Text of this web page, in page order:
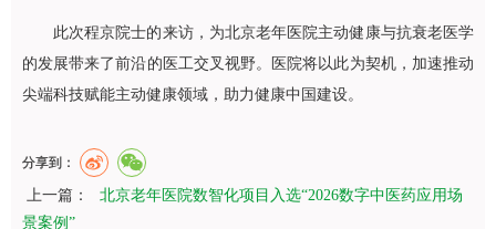
此次程京院士的来访，为北京老年医院主动健康与抗衰老医学
的发展带来了前沿的医工交叉视野。医院将以此为契机，加速推动
尖端科技赋能主动健康领域，助力健康中国建设。
分享到：
上一篇：
北京老年医院数智化项目入选“2026数字中医药应用场
景案例”